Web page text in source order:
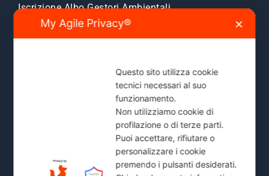
Iscrizione Albo Gestori Ambientali
Servizio di emergenza attivo 24 ore su 24, 7 giorni
su 7 per allagamenti, ostruzioni fognarie e blocchi
Milano città, Monza e Brianza, Sesto
San Giovanni, Cinisello, Cologno, Bresso, Segrate,
Cernusco e comuni limitrofi.
My Agile Privacy® ✕
Questo sito utilizza cookie
tecnici necessari al suo
funzionamento.
Non utilizziamo cookie di
profilazione o di terze parti.
Puoi accettare, rifiutare o
personalizzare i cookie
premendo i pulsanti desiderati.